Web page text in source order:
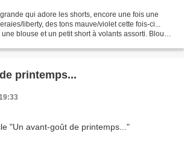
qui adore les shorts, encore une fois une
liberty, des tons mauve/violet cette fois-ci...
blouse et un petit short à volants assorti. Blouse
printemps...